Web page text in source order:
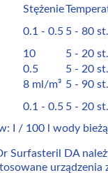
Stężenie
0.1 - 0.5 5 - 80
10 5 - 20
0.5 5 - 20
8 ml/m³ 5 - 90
0.1 - 0.5 5 - 20
I / 100 l wody
Surfasteril DA
urządzenia